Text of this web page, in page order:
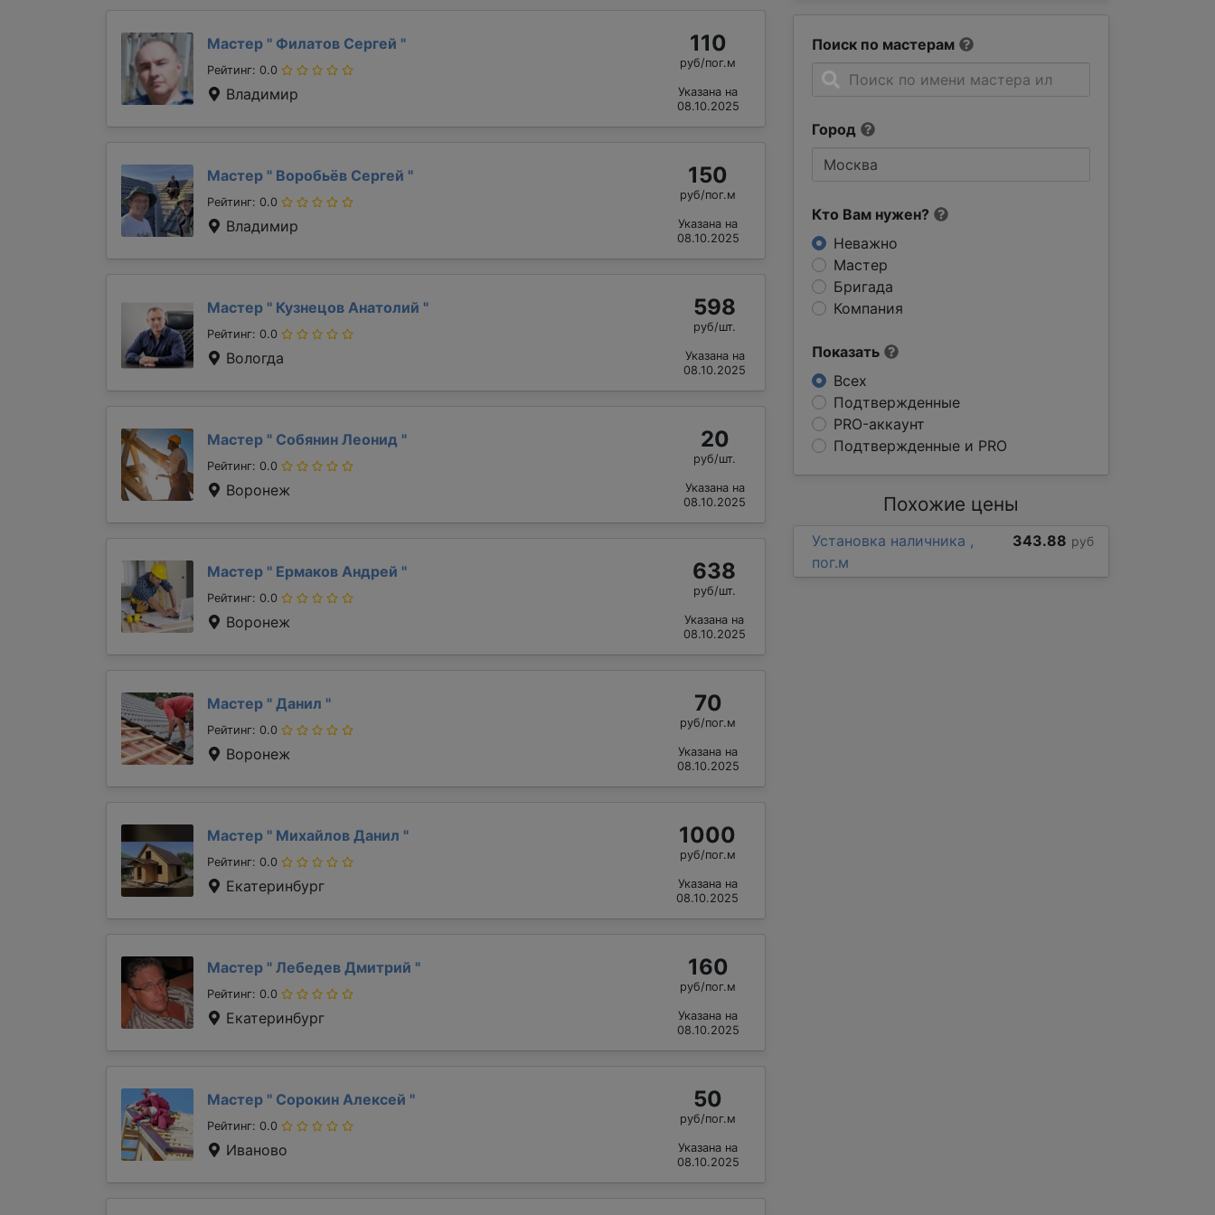
Поиск по мастерам
Город
Кто Вам нужен?
Неважно
Мастер
Бригада
Компания
Показать
Всех
Подтвержденные
PRO-аккаунт
Подтвержденные и PRO
Мастер " Филатов Сергей "
Рейтинг: 0.0
Владимир
110
руб/пог.м
Указана на
08.10.2025
Мастер " Воробьёв Сергей "
Рейтинг: 0.0
Владимир
150
руб/пог.м
Указана на
08.10.2025
Мастер " Кузнецов Анатолий "
Рейтинг: 0.0
Вологда
598
руб/шт.
Указана на
08.10.2025
Мастер " Собянин Леонид "
Рейтинг: 0.0
Воронеж
20
руб/шт.
Указана на
08.10.2025
Мастер " Ермаков Андрей "
Рейтинг: 0.0
Воронеж
638
руб/шт.
Указана на
08.10.2025
Мастер " Данил "
Рейтинг: 0.0
Воронеж
70
руб/пог.м
Указана на
08.10.2025
Мастер " Михайлов Данил "
Рейтинг: 0.0
Екатеринбург
1000
руб/пог.м
Указана на
08.10.2025
Мастер " Лебедев Дмитрий "
Рейтинг: 0.0
Екатеринбург
160
руб/пог.м
Указана на
08.10.2025
Мастер " Сорокин Алексей "
Рейтинг: 0.0
Иваново
50
руб/пог.м
Указана на
08.10.2025
Похожие цены
Установка наличника ,
пог.м
343.88 руб